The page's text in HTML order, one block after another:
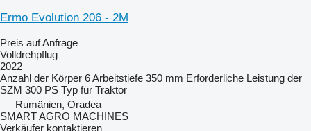
Ermo Evolution 206 - 2M
Preis auf Anfrage
Volldrehpflug
2022
Anzahl der Körper 6Arbeitstiefe 350 mm Erforderliche Leistung der
SZM 300 PS Typ für Traktor
Rumänien, Oradea
SMART AGRO MACHINES
Verkäufer kontaktieren